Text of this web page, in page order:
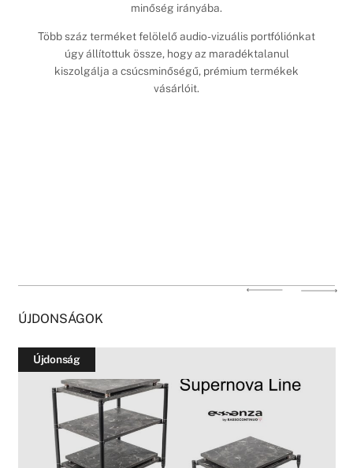
minőség irányába.
Több száz terméket felölelő audio-vizuális portfóliónkat
úgy állítottuk össze, hogy az maradéktalanul
kiszolgálja a csúcsminőségű, prémium termékek
vásárlóit.
ÚJDONSÁGOK
Újdonság